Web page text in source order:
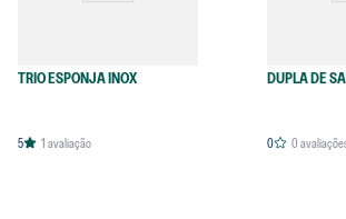
TRIO ESPONJA INOX
5 1 avaliação
DUPLA DE
0 0